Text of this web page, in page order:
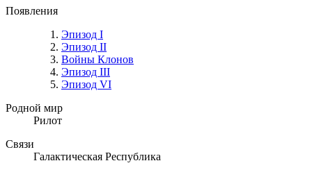
Появления
Эпизод I
Эпизод II
Войны Клонов
Эпизод III
Эпизод VI
Родной мир
Рилот
Связи
Галактическая Республика